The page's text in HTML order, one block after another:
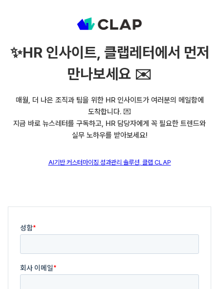
✨HR 인사이트, 클랩레터에서 먼저
만나보세요 ✉️
매월, 더 나은 조직과 팀을 위한 HR 인사이트가 여러분의 메일함에
도착합니다. 💌
지금 바로 뉴스레터를 구독하고, HR 담당자에게 꼭 필요한 트렌드와
실무 노하우를 받아보세요!
AI기반 커스터마이징 성과관리 솔루션, 클랩 CLAP